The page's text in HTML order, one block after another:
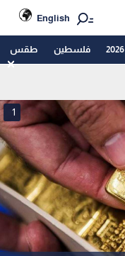
English
فلسطين طقس
1